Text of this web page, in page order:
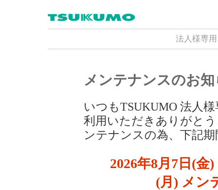
法人様専
メンテナンスのお
いつもTSUKUMO 法人
利用いただきありがと
ンテナンスの為、下記
2026年8月7日(金
(月) メン